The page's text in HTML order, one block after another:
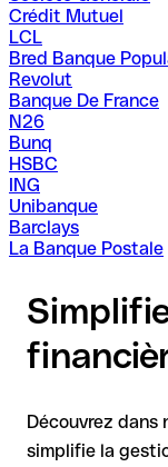
Crédit Mutuel
LCL
Bred Banque
Revolut
Banque De France
N26
Bunq
HSBC
ING
Unibanque
Barclays
La Banque Postale
Découvrez dans
simplifie la